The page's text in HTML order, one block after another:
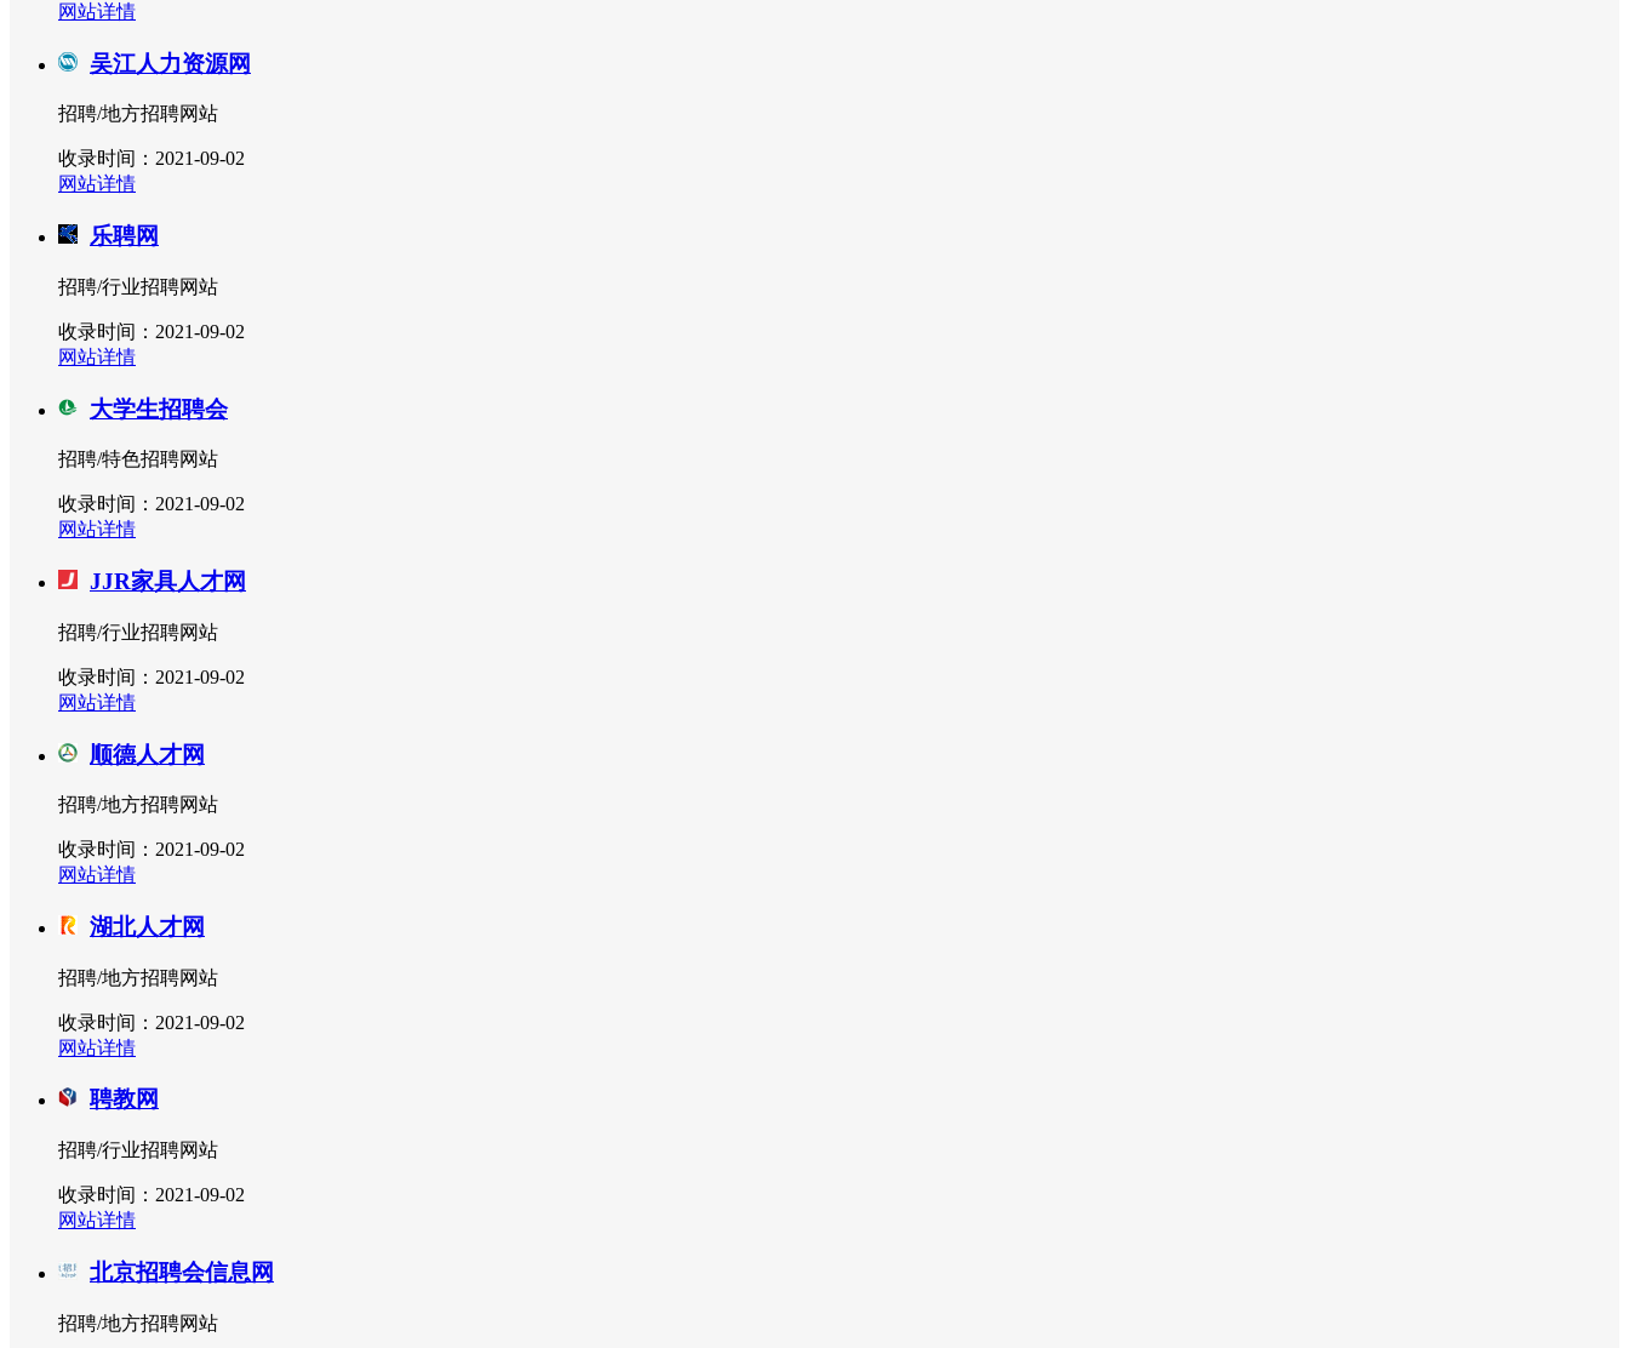
网站详情
吴江人力资源网
招聘/地方招聘网站
收录时间：2021-09-02
网站详情
乐聘网
招聘/行业招聘网站
收录时间：2021-09-02
网站详情
大学生招聘会
招聘/特色招聘网站
收录时间：2021-09-02
网站详情
JJR家具人才网
招聘/行业招聘网站
收录时间：2021-09-02
网站详情
顺德人才网
招聘/地方招聘网站
收录时间：2021-09-02
网站详情
湖北人才网
招聘/地方招聘网站
收录时间：2021-09-02
网站详情
聘教网
招聘/行业招聘网站
收录时间：2021-09-02
网站详情
北京招聘会信息网
招聘/地方招聘网站